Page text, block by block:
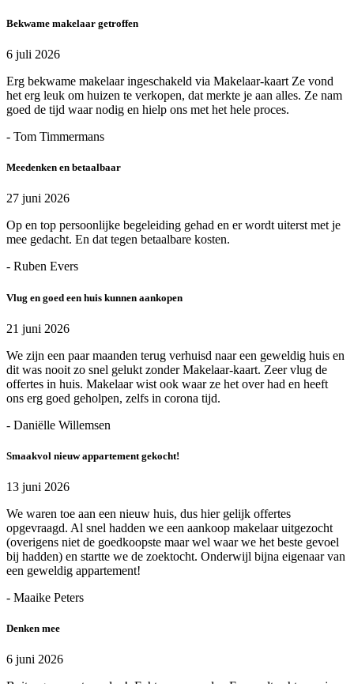
Bekwame makelaar getroffen
6 juli 2026
Erg bekwame makelaar ingeschakeld via Makelaar-kaart Ze vond
het erg leuk om huizen te verkopen, dat merkte je aan alles. Ze nam
goed de tijd waar nodig en hielp ons met het hele proces.
- Tom Timmermans
Meedenken en betaalbaar
27 juni 2026
Op en top persoonlijke begeleiding gehad en er wordt uiterst met je
mee gedacht. En dat tegen betaalbare kosten.
- Ruben Evers
Vlug en goed een huis kunnen aankopen
21 juni 2026
We zijn een paar maanden terug verhuisd naar een geweldig huis en
dit was nooit zo snel gelukt zonder Makelaar-kaart. Zeer vlug de
offertes in huis. Makelaar wist ook waar ze het over had en heeft
ons erg goed geholpen, zelfs in corona tijd.
- Daniëlle Willemsen
Smaakvol nieuw appartement gekocht!
13 juni 2026
We waren toe aan een nieuw huis, dus hier gelijk offertes
opgevraagd. Al snel hadden we een aankoop makelaar uitgezocht
(overigens niet de goedkoopste maar wel waar we het beste gevoel
bij hadden) en startte we de zoektocht. Onderwijl bijna eigenaar van
een geweldig appartement!
- Maaike Peters
Denken mee
6 juni 2026